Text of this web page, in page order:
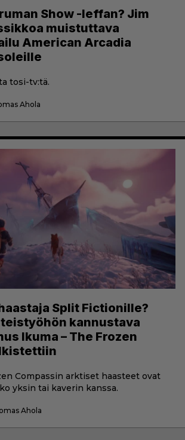
Show -leffan? Jim
muistuttava
American Arcadia
tosi-tv:tä.
Ahola
Split Fictionille?
kannustava
Ikuma – The Frozen
Compassin arktiset haasteet ovat
yksin tai kaverin kanssa.
Ahola